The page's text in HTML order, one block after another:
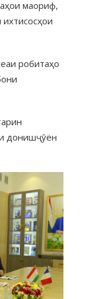
маориф,
робитаҳо
донишҷӯён